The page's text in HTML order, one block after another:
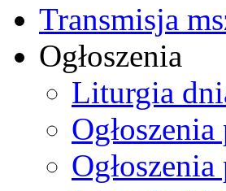
Transmisja
Ogłoszenia
Liturgia